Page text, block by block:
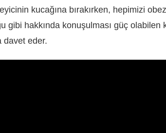
kucağına bırakırken, hepimizi
gibi hakkında konuşulması güç olabilen
davet eder.